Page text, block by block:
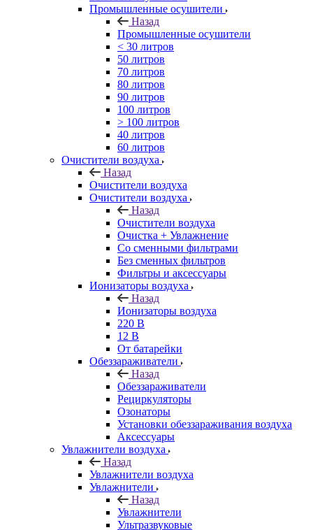
Промышленные осушители
Назад
Промышленные осушители
< 30 литров
50 литров
70 литров
80 литров
90 литров
100 литров
> 100 литров
40 литров
60 литров
Очистители воздуха
Назад
Очистители воздуха
Очистители воздуха
Назад
Очистители воздуха
Очистка + Увлажнение
Cо сменными фильтрами
Без сменных фильтров
Фильтры и аксессуары
Ионизаторы воздуха
Назад
Ионизаторы воздуха
220 В
12 В
От батарейки
Обеззараживатели
Назад
Обеззараживатели
Рециркуляторы
Озонаторы
Установки обеззараживания воздуха
Аксессуары
Увлажнители воздуха
Назад
Увлажнители воздуха
Увлажнители
Назад
Увлажнители
Ультразвуковые